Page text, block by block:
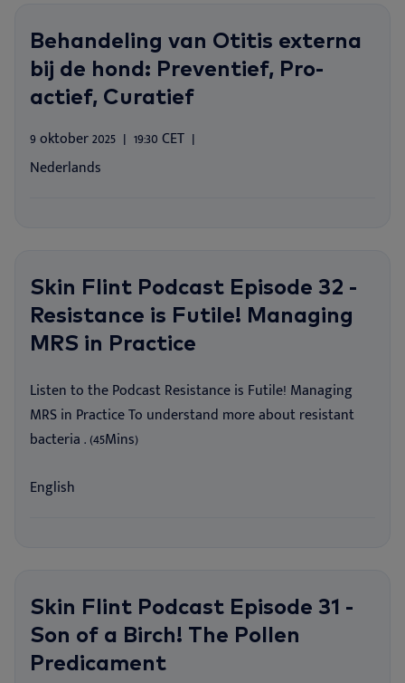
Behandeling van Otitis externa
bij de hond: Preventief, Pro-
actief, Curatief
9 oktober 2025
19:30 CET
Nederlands
Skin Flint Podcast Episode 32 -
Resistance is Futile! Managing
MRS in Practice
Listen to the Podcast Resistance is Futile! Managing
MRS in Practice To understand more about resistant
bacteria . (45Mins)
English
Skin Flint Podcast Episode 31 -
Son of a Birch! The Pollen
Predicament